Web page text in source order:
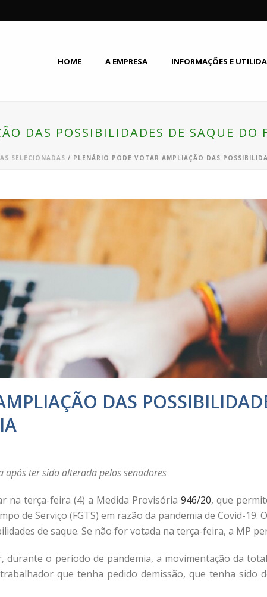
HOME A EMPRESA INFORMAÇÕES E
DAS POSSIBILIDADES DE SAQUE DO
SELECIONADAS / PLENÁRIO PODE VOTAR AMPLIAÇÃO DAS
DAS
ter sido alterada pelos senadores
na terça-feira (4) a Medida Provisória 946/20, que
de Serviço (FGTS) em razão da pandemia de Covid-19.
de saque. Se não for votada na terça-feira, a MP
durante o período de pandemia, a movimentação da
que tenha pedido demissão, que tenha sido